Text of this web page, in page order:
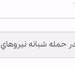
شبانه نيروهاي